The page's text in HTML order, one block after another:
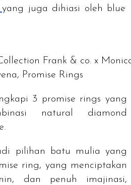
yang juga dihiasi oleh
blue
Frank & co. x
Promise Rings
3 promise rings yang
natural diamond
.
pilihan batu mulia yang
ring, yang menciptakan
dan penuh imajinasi,